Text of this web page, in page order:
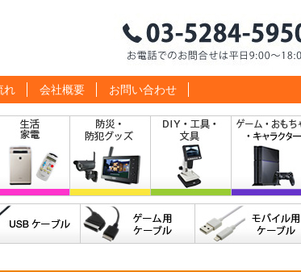
れ 会社概要 お問い合わせ